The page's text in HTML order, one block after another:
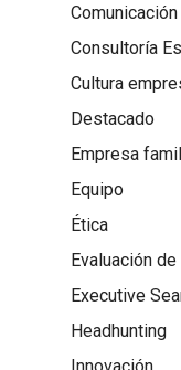
Comunicación
Consultoría
Cultura
Destacado
Empresa
Equipo
Ética
Evaluación
Executive
Headhunting